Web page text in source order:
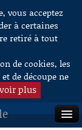
vous acceptez
à certaines
retiré à tout
de cookies, les
de découpe ne
plus